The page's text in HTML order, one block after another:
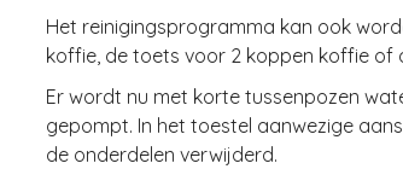
Het reinigingsprogramma kan ook
koffie, de toets voor 2 koppen koffie of
Er wordt nu met korte tussenpozen
gepompt. In het toestel aanwezige
de onderdelen verwijderd.